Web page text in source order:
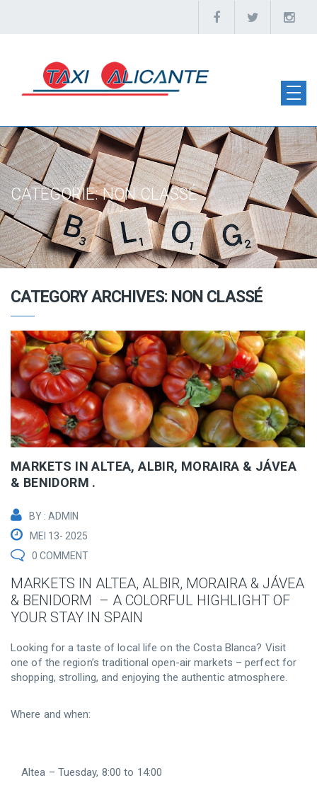
CATEGORIE:NON CLASSÉ
CATEGORY ARCHIVES: NON CLASSÉ
MARKETS IN ALTEA, ALBIR, MORAIRA & JÁVEA
& BENIDORM .
BY : ADMIN
MEI 13- 2025
0 COMMENT
MARKETS IN ALTEA, ALBIR, MORAIRA & JÁVEA
& BENIDORM – A COLORFUL HIGHLIGHT OF
YOUR STAY IN SPAIN
Looking for a taste of local life on the Costa Blanca? Visit
one of the region’s traditional open-air markets – perfect for
shopping, strolling, and enjoying the authentic atmosphere.
Where and when:
Altea – Tuesday, 8:00 to 14:00